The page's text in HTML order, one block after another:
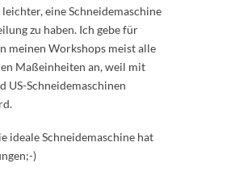
eine Schneidemaschine
zu haben. Ich gebe für
meinen Workshops meist alle
Maßeinheiten an, weil mit
US-Schneidemaschinen
ideale Schneidemaschine hat
)